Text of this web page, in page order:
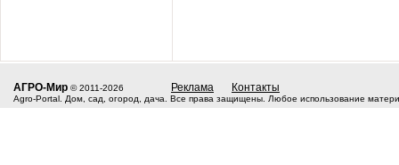
АГРО-Мир © 2011-2026 Реклама Контакты
Agro-Portal. Дом, сад, огород, дача. Все права защищены. Любое использование